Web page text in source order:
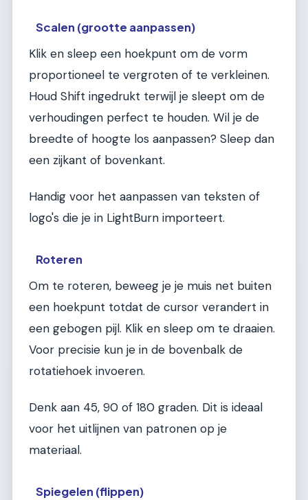
Scalen (grootte aanpassen)
Klik en sleep een hoekpunt om de vorm
proportioneel te vergroten of te verkleinen.
Houd Shift ingedrukt terwijl je sleept om de
verhoudingen perfect te houden. Wil je de
breedte of hoogte los aanpassen? Sleep dan
een zijkant of bovenkant.
Handig voor het aanpassen van teksten of
logo's die je in LightBurn importeert.
Roteren
Om te roteren, beweeg je je muis net buiten
een hoekpunt totdat de cursor verandert in
een gebogen pijl. Klik en sleep om te draaien.
Voor precisie kun je in de bovenbalk de
rotatiehoek invoeren.
Denk aan 45, 90 of 180 graden. Dit is ideaal
voor het uitlijnen van patronen op je
materiaal.
Spiegelen (flippen)